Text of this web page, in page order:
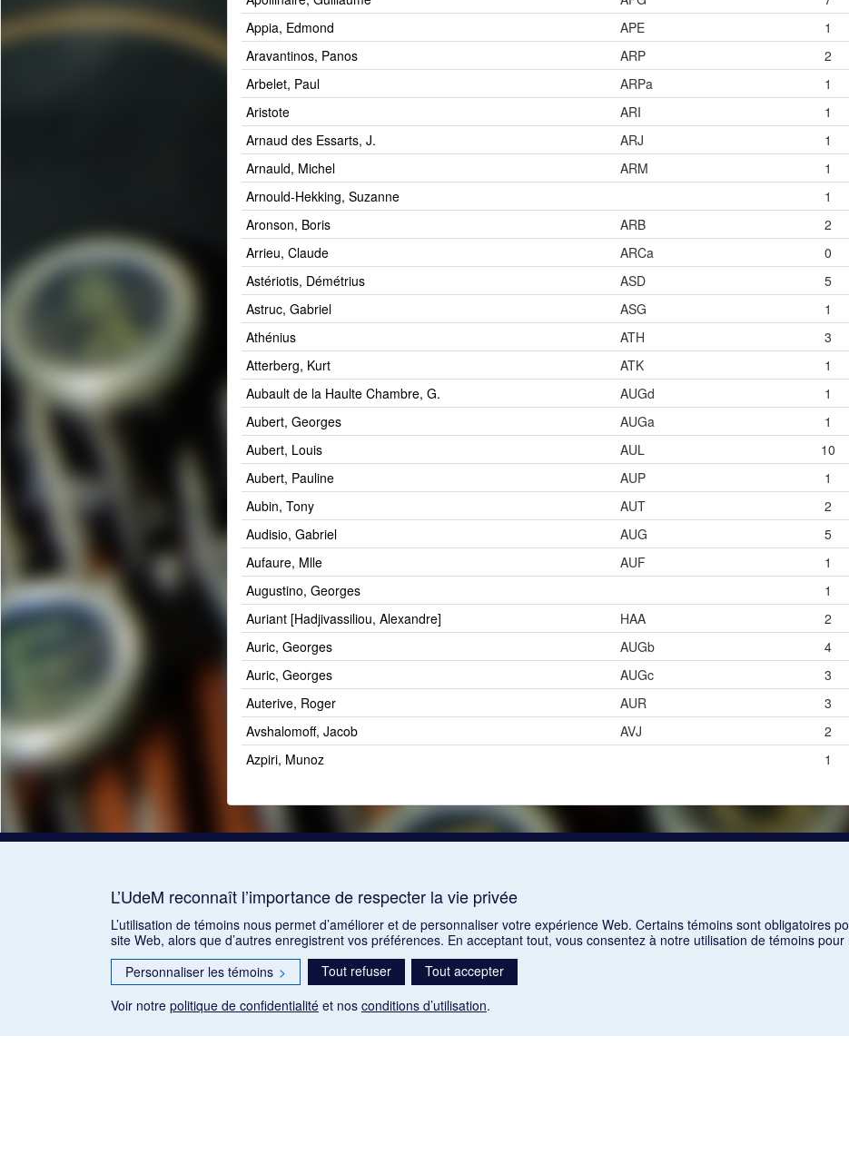
Appia, Edmond
APE
1
Aravantinos, Panos
ARP
2
Arbelet, Paul
ARPa
1
Aristote
ARI
1
Arnaud des Essarts, J.
ARJ
1
Arnauld, Michel
ARM
1
Arnould-Hekking, Suzanne
1
Aronson, Boris
ARB
2
Arrieu, Claude
ARCa
0
Astériotis, Démétrius
ASD
5
Astruc, Gabriel
ASG
1
Athénius
ATH
3
Atterberg, Kurt
ATK
1
Aubault de la Haulte Chambre, G.
AUGd
1
Aubert, Georges
AUGa
1
Aubert, Louis
AUL
10
Aubert, Pauline
AUP
1
Aubin, Tony
AUT
2
Audisio, Gabriel
AUG
5
Aufaure, Mlle
AUF
1
Augustino, Georges
1
Auriant [Hadjivassiliou, Alexandre]
HAA
2
Auric, Georges
AUGb
4
Auric, Georges
AUGc
3
Auterive, Roger
AUR
3
Avshalomoff, Jacob
AVJ
2
Azpiri, Munoz
1
L’UdeM reconnaît l’importance de respecter la vie privée
L’utilisation de témoins nous permet d’améliorer et de personnaliser votre expérience Web. Certains témoins sont obligatoires
site Web, alors que d’autres enregistrent vos préférences. En acceptant tout, vous consentez à notre utilisation de témoins
Personnaliser les témoins > Tout refuser
Tout accepter
Voir notre politique de confidentialité et nos conditions d’utilisation.